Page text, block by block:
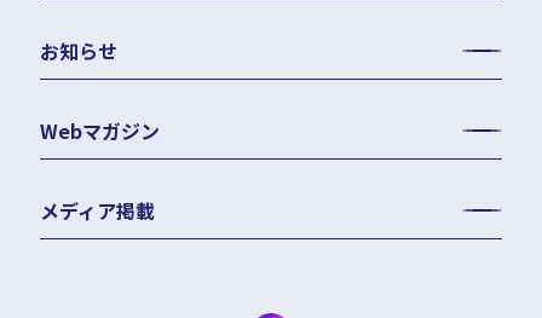
お知らせ
Webマガジン
メディア掲載